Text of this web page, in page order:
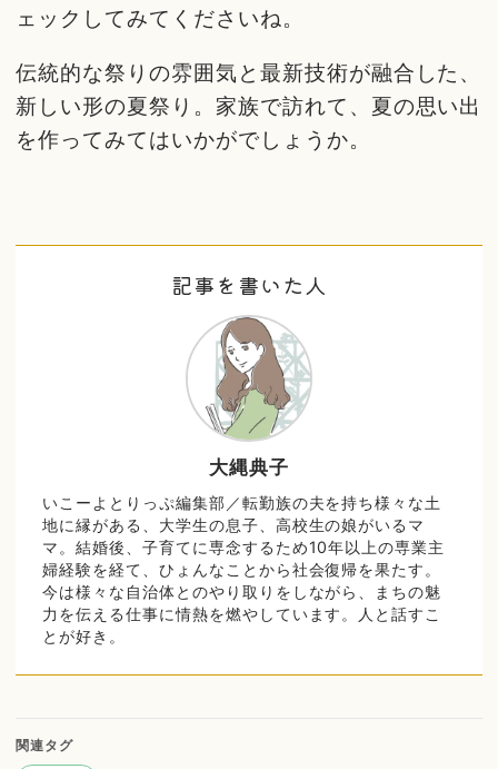
ェックしてみてくださいね。
伝統的な祭りの雰囲気と最新技術が融合した、
新しい形の夏祭り。家族で訪れて、夏の思い出
を作ってみてはいかがでしょうか。
記事を書いた人
大縄典子
いこーよとりっぷ編集部／転勤族の夫を持ち様々な土
地に縁がある、大学生の息子、高校生の娘がいるマ
マ。結婚後、子育てに専念するため10年以上の専業主
婦経験を経て、ひょんなことから社会復帰を果たす。
今は様々な自治体とのやり取りをしながら、まちの魅
力を伝える仕事に情熱を燃やしています。人と話すこ
とが好き。
関連タグ